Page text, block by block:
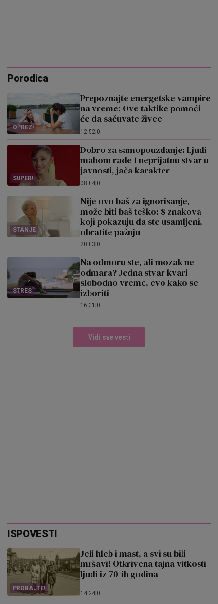
Porodica
OPREZ!
Prepoznajte energetske vampire
na vreme: Ove taktike pomoći
će da sačuvate živce
12:52|0
SUPER!
Dobro za samopouzdanje: Ljudi
mahom rade 1 neprijatnu stvar u
javnosti, jača karakter
08:04 0
STANJE
Nije ovo baš za ignorisanje,
može biti baš teško: 8 znakova
koji pokazuju da ste usamljeni,
obratite pažnju
20:03 0
STRES
Na odmoru ste, ali mozak ne
odmara? Jedna stvar kvari
slobodno vreme, evo kako se
izboriti
16:31 0
Vidi sve vesti
ISPOVESTI
PROBAJTE!
Jeli hleb i mast, a svi su bili
mršavi! Otkrivena tajna vitkosti
ljudi iz 70-ih godina
14:24 0